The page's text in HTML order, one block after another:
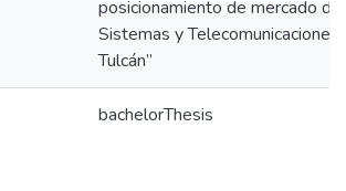
posicionamiento de mercado
Sistemas y
Tulcán”
bachelorThesis